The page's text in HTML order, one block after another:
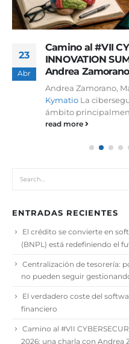
23
Abr
Camino al #VII
INNOVATION
Andrea Zamorano
Andrea Zamorano,
Kymatio La
ámbito
read more
ENTRADAS RECIENTES
El crédito se convierte en
(BNPL) está redefiniendo el
Centralización de tesorería:
no pueden seguir
El verdadero coste del
financiero
Camino al #VII
2026: una charla con Andrea